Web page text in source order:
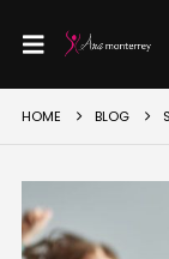
HOME BLOG